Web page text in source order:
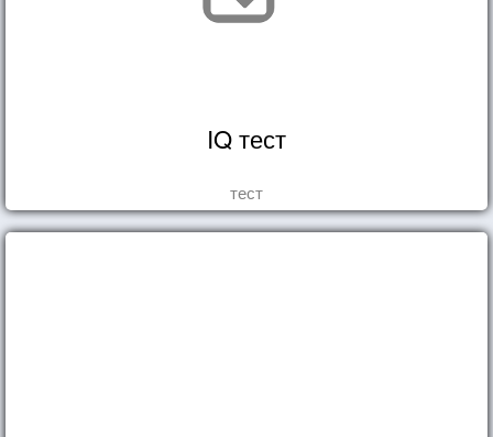
IQ тест
тест